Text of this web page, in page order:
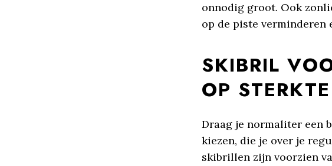
onnodig groot. Ook
op de piste verminderen
SKIBRIL
OP STERKTE
Draag je normaliter een
kiezen, die je over je
skibrillen zijn voorzien